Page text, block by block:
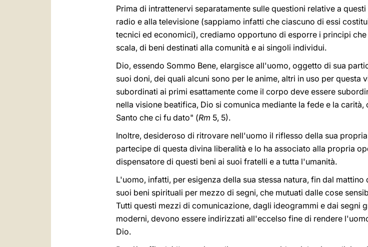
Prima di intrattenervi separatamente sulle questioni relative a
radio e alla televisione (sappiamo infatti che ciascuno di essi
tecnici ed economici), crediamo opportuno di esporre i principi
scala, di beni destinati alla comunità e ai singoli individui.
Dio, essendo Sommo Bene, elargisce all'uomo, oggetto di sua
suoi doni, dei quali alcuni sono per le anime, altri in uso per questa
subordinati ai primi esattamente come il corpo deve essere
nella visione beatifica, Dio si comunica mediante la fede e la
Santo che ci fu dato" (Rm 5, 5).
Inoltre, desideroso di ritrovare nell'uomo il riflesso della sua
partecipe di questa divina liberalità e lo ha associato alla propria
dispensatore di questi beni ai suoi fratelli e a tutta l'umanità.
L'uomo, infatti, per esigenza della sua stessa natura, fin dal
suoi beni spirituali per mezzo di segni, che mutuati dalle cose
Tutti questi mezzi di comunicazione, dagli ideogrammi e dai
moderni, devono essere indirizzati all'eccelso fine di rendere
Dio.